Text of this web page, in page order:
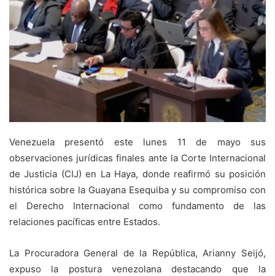
Venezuela presentó este lunes 11 de mayo sus
observaciones jurídicas finales ante la Corte Internacional
de Justicia (CIJ) en La Haya, donde reafirmó su posición
histórica sobre la Guayana Esequiba y su compromiso con
el Derecho Internacional como fundamento de las
relaciones pacíficas entre Estados.
La Procuradora General de la República, Arianny Seijó,
expuso la postura venezolana destacando que la